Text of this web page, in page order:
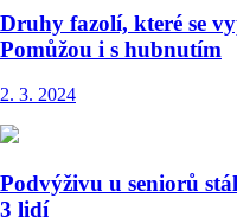
Druhy fazolí, které se
Pomůžou i s hubnutím
2. 3. 2024
Podvýživu u seniorů
3 lidí